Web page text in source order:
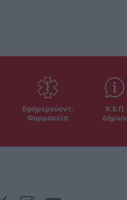
Εφημερεύοντα
Φαρμακεία
Κ.Ε.Π
Δήμων